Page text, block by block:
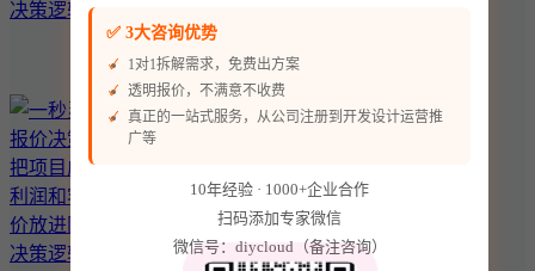
✅ 3大咨询优势
1对1拆解需求，免费出方案
透明报价，不满意不收费
真正的一站式服务，从公司注册到开发设计运营推
广等
10年经验 · 1000+企业合作
扫码添加专家微信
微信号：diycloud（备注咨询）